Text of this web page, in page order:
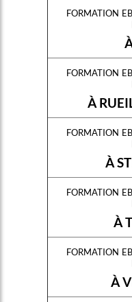
formation
formation
À
formation
À
formation
À
formation
À